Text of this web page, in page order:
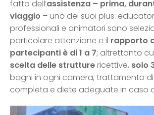
fatto dell’assistenza – prima,
viaggio – uno dei suoi plus:
professionali e animatori sono
particolare attenzione e il rapporto
partecipanti è di 1 a 7; altrettanto
scelta delle strutturericettive, solo
bagni in ogni camera, trattamento
completa e diete adeguate in caso